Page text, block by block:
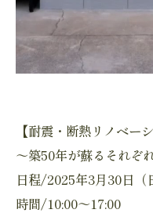
【耐震・断熱リノベー
～築50年が蘇るそれぞ
日程/2025年3月30日（
時間/10:00～17:00